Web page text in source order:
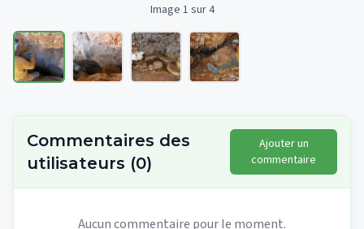
Image 1 sur 4
Commentaires des
utilisateurs (0)
Ajouter un
commentaire
Aucun commentaire pour le moment.